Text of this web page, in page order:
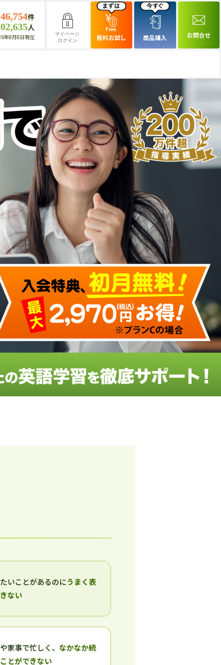
件
人
年8月8日現在
マイページ
ログイン
無料お試し 商品購入 お問合せ
いことがあるのにうまく表
ない
家事で忙しく、なかなか続
とができない